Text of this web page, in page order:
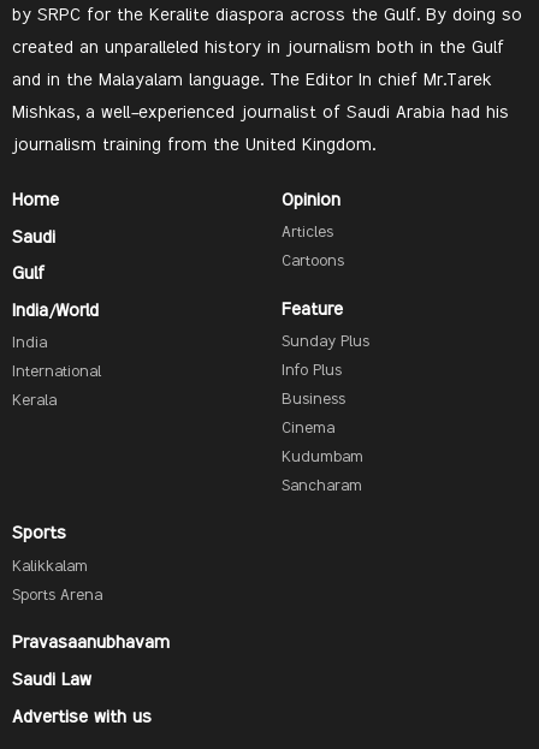
by SRPC for the Keralite diaspora across the Gulf. By doing so
created an unparalleled history in journalism both in the Gulf
and in the Malayalam language. The Editor In chief Mr.Tarek
Mishkas, a well-experienced journalist of Saudi Arabia had his
journalism training from the United Kingdom.
Home
Saudi
Gulf
India/World
India
International
Kerala
Opinion
Articles
Cartoons
Feature
Sunday Plus
Info Plus
Business
Cinema
Kudumbam
Sancharam
Sports
Kalikkalam
Sports Arena
Pravasaanubhavam
Saudi Law
Advertise with us